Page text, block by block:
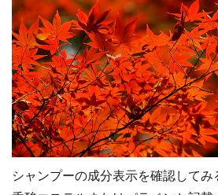
シャンプーの成分表示を確認してみ